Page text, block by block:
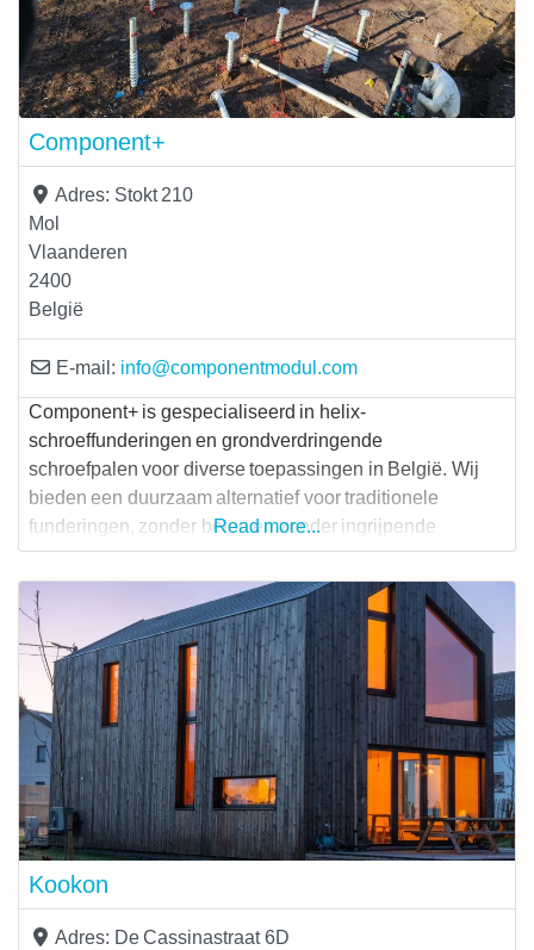
Component+
Adres: Stokt 210
Mol
Vlaanderen
2400
België
E-mail: info@componentmodul.com
Component+ is gespecialiseerd in helix-
schroeffunderingen en grondverdringende
schroefpalen voor diverse toepassingen in België. Wij
bieden een duurzaam alternatief voor traditionele
funderingen, zonder beton en zonder ingrijpende
graafwerken. Dankzij onze ervaring en gerichte aanpak
zorgen we voor een snelle, betrouwbare en efficiënte
fundering op maat van elk project. Met onze expertise in
funderingstechnieken begeleidt Component+ zowel
particulieren als professionals bij hun bouwproject. Van
een fundering
Read more...
Kookon
Adres: De Cassinastraat 6D